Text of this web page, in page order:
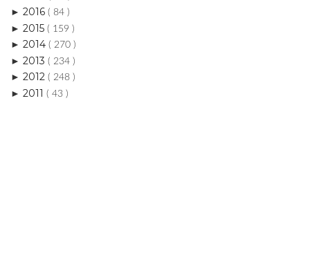
► 2016 ( 84 )
► 2015 ( 159 )
► 2014 ( 270 )
► 2013 ( 234 )
► 2012 ( 248 )
► 2011 ( 43 )